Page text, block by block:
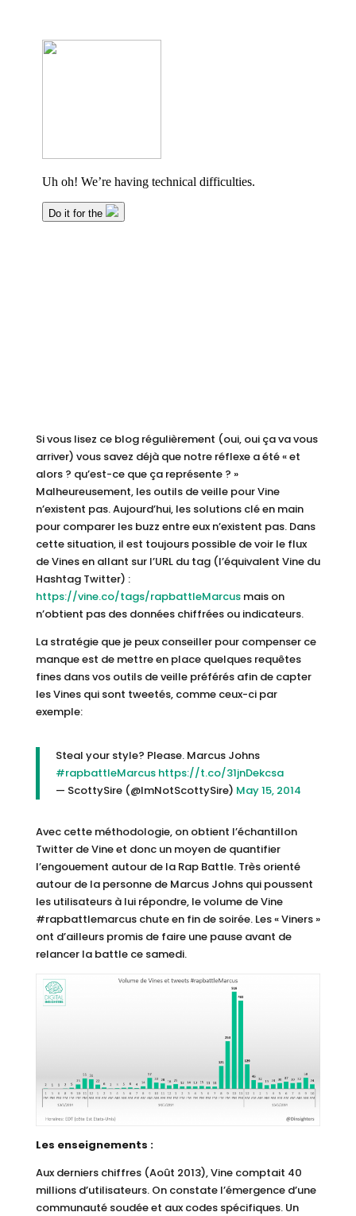
Si vous lisez ce blog régulièrement (oui, oui ça va vous
arriver) vous savez déjà que notre réflexe a été « et
alors ? qu’est-ce que ça représente ? »
Malheureusement, les outils de veille pour Vine
n’existent pas. Aujourd’hui, les solutions clé en main
pour comparer les buzz entre eux n’existent pas. Dans
cette situation, il est toujours possible de voir le flux
de Vines en allant sur l’URL du tag (l’équivalent Vine du
Hashtag Twitter) :
https://vine.co/tags/rapbattleMarcusmais on
n’obtient pas des données chiffrées ou indicateurs.
La stratégie que je peux conseiller pour compenser ce
manque est de mettre en place quelques requêtes
fines dans vos outils de veille préférés afin de capter
les Vines qui sont tweetés, comme ceux-ci par
exemple:
Steal your style? Please. Marcus Johns
#rapbattleMarcus https://t.co/31jnDekcsa
— ScottySire (@ImNotScottySire) May 15, 2014
Avec cette méthodologie, on obtient l’échantillon
Twitter de Vine et donc un moyen de quantifier
l’engouement autour de la Rap Battle. Très orienté
autour de la personne de Marcus Johns qui poussent
les utilisateurs à lui répondre, le volume de Vine
#rapbattlemarcus chute en fin de soirée. Les « Viners »
ont d’ailleurs promis de faire une pause avant de
relancer la battle ce samedi.
Les enseignements :
Aux derniers chiffres (Août 2013), Vine comptait 40
millions d’utilisateurs. On constate l’émergence d’une
communauté soudée et aux codes spécifiques. Un